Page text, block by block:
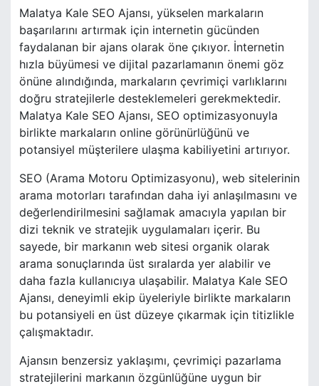
Malatya Kale SEO Ajansı, yükselen markaların
başarılarını artırmak için internetin gücünden
faydalanan bir ajans olarak öne çıkıyor. İnternetin
hızla büyümesi ve dijital pazarlamanın önemi göz
önüne alındığında, markaların çevrimiçi varlıklarını
doğru stratejilerle desteklemeleri gerekmektedir.
Malatya Kale SEO Ajansı, SEO optimizasyonuyla
birlikte markaların online görünürlüğünü ve
potansiyel müşterilere ulaşma kabiliyetini artırıyor.
SEO (Arama Motoru Optimizasyonu), web sitelerinin
arama motorları tarafından daha iyi anlaşılmasını ve
değerlendirilmesini sağlamak amacıyla yapılan bir
dizi teknik ve stratejik uygulamaları içerir. Bu
sayede, bir markanın web sitesi organik olarak
arama sonuçlarında üst sıralarda yer alabilir ve
daha fazla kullanıcıya ulaşabilir. Malatya Kale SEO
Ajansı, deneyimli ekip üyeleriyle birlikte markaların
bu potansiyeli en üst düzeye çıkarmak için titizlikle
çalışmaktadır.
Ajansın benzersiz yaklaşımı, çevrimiçi pazarlama
stratejilerini markanın özgünlüğüne uygun bir